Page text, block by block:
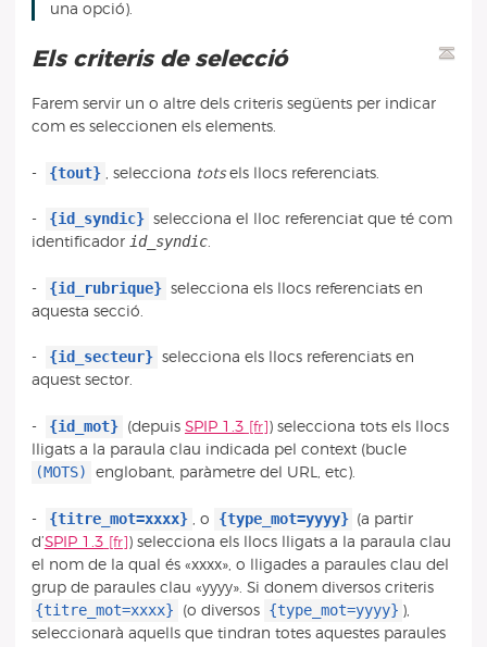
una opció).
Els criteris de selecció
Farem servir un o altre dels criteris següents per indicar
com es seleccionen els elements.
- {tout} , selecciona totsels llocs referenciats.
- {id_syndic} selecciona el lloc referenciat que té com
identificador id_syndic.
- {id_rubrique} selecciona els llocs referenciats en
aquesta secció.
- {id_secteur} selecciona els llocs referenciats en
aquest sector.
- {id_mot} (depuis SPIP 1.3
) selecciona tots els llocs
lligats a la paraula clau indicada pel context (bucle
(MOTS) englobant, paràmetre del URL, etc).
- {titre_mot=xxxx} , o {type_mot=yyyy} (a partir
d’SPIP 1.3
) selecciona els llocs lligats a la paraula clau
el nom de la qual és «xxxx», o lligades a paraules clau del
grup de paraules clau «yyyy». Si donem diversos criteris
{titre_mot=xxxx} (o diversos {type_mot=yyyy} ),
seleccionarà aquells que tindran totes aquestes paraules